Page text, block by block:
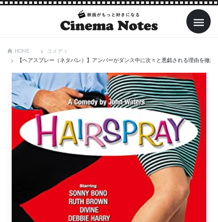
HOME
コメディ
【ヘアスプレー（ネタバレ）】アンバーがダンス中に次々と悪戯される理由を徹